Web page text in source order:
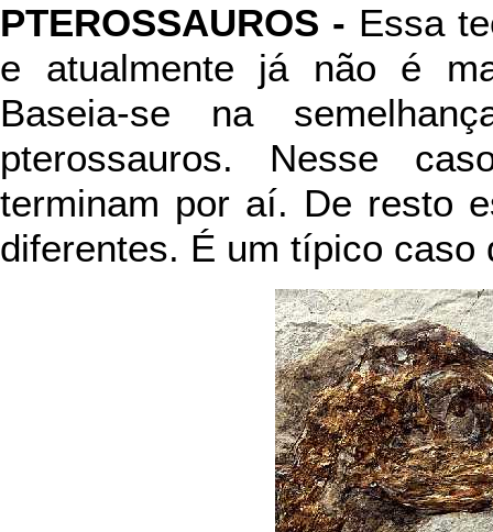
PTEROSSAUROS - Essa
e atualmente já não é
Baseia-se na
pterossauros. Nesse
terminam por aí. De resto
diferentes. É um típico caso